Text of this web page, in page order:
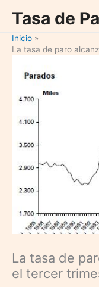
contenido
Tasa de
Inicio
La tasa de paro
La tasa de
el tercer